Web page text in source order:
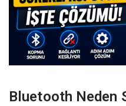
Bluetooth Neden